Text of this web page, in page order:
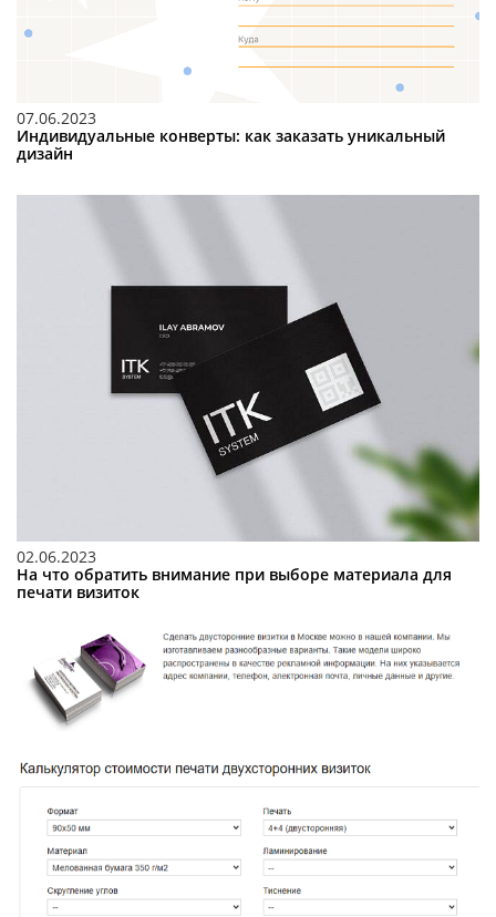
07.06.2023
Индивидуальные конверты: как заказать уникальный
дизайн
02.06.2023
На что обратить внимание при выборе материала для
печати визиток